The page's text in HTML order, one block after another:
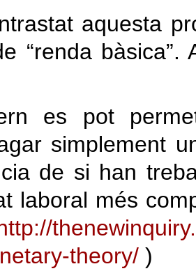
aquesta
“renda
es pot
simplement
de si han
laboral més
theory/ )